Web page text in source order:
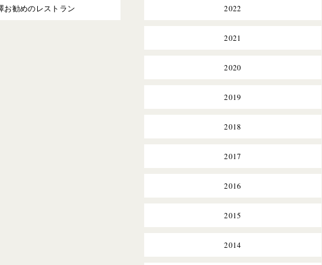
お勧めのレストラン 2022
2021
2020
2019
2018
2017
2016
2015
2014